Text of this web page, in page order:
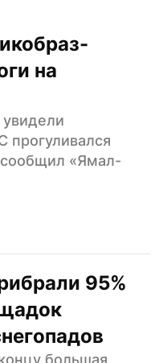
на
прогуливался
«Ямал-
95%
большая